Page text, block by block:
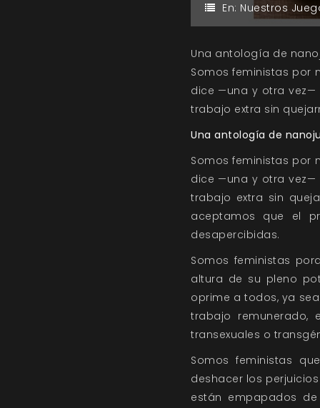
En: Nuestros
Una antología de
Somos feministas por
dice —una y otra vez—
trabajo extra sin
Una antología de
Somos feministas por
dice —una y otra vez—
trabajo extra sin
aceptamos que el
desapercibidas.
Somos feministas
altura de su pleno
oprime a todos, ya
trabajo
transexuales o
Somos feministas
deshacer los
están empapados